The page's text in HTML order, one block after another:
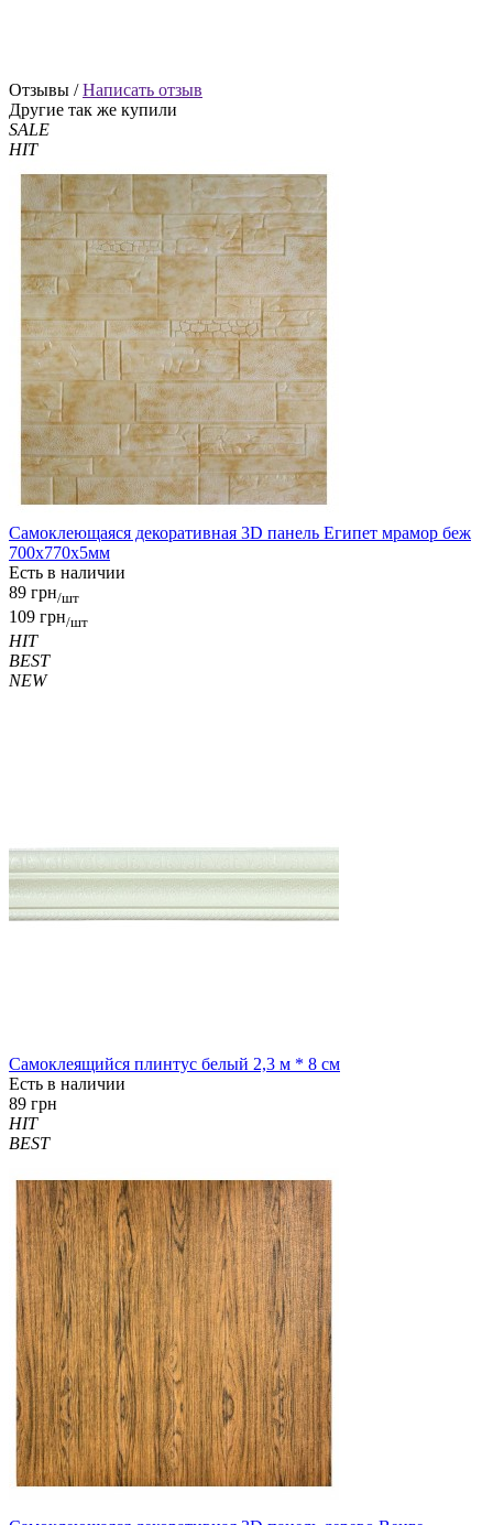
Отзывы /Написать отзыв
Другие так же купили
SALE
HIT
Самоклеющаяся декоративная 3D панель Египет мрамор беж
700x770x5мм
Есть в наличии
89 грн/шт
109 грн/шт
HIT
BEST
NEW
Самоклеящийся плинтус белый 2,3 м * 8 см
Есть в наличии
89 грн
HIT
BEST